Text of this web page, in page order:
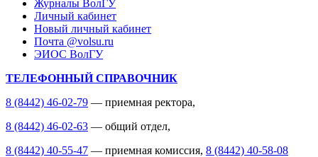
Журналы ВолГУ
Личный кабинет
Новый личный кабинет
Почта @volsu.ru
ЭИОС ВолГУ
ТЕЛЕФОННЫЙ СПРАВОЧНИК
8 (8442) 46-02-79 — приемная ректора,
8 (8442) 46-02-63 — общий отдел,
8 (8442) 40-55-47 — приемная комиссия, 8 (8442) 40-58-08